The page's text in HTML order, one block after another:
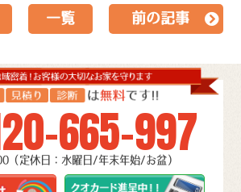
一覧 前の記事
665-997
（定休日：水曜日/年末年始/お盆）